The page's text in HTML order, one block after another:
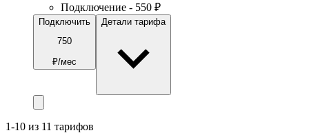
Подключение - 550 ₽
Подключить
750
₽/мес
Детали тарифа
1-10 из 11 тарифов